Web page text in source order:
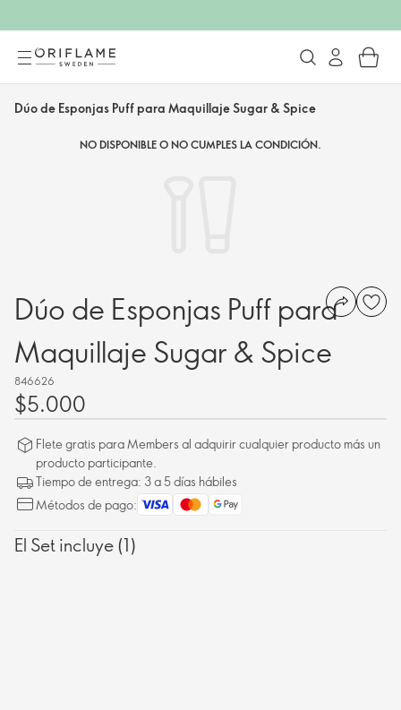
Dúo de Esponjas Puff para Maquillaje Sugar & Spice
NO DISPONIBLE O NO CUMPLES LA CONDICIÓN.
Dúo de Esponjas Puff para
Maquillaje Sugar & Spice
846626
$5.000
Flete gratis para Members al adquirir cualquier producto más un
producto participante.
Tiempo de entrega: 3 a 5 días hábiles
Métodos de pago:
El Set incluye (1)